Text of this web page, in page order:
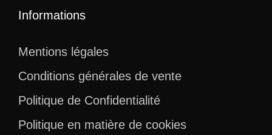
Informations
Mentions légales
Conditions générales de vente
Politique de Confidentialité
Politique en matière de cookies